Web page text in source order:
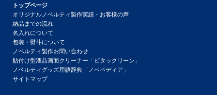
トップページ
オリジナルノベルティ製作実績・お客様の声
納品までの流れ
名入れについて
包装・熨斗について
ノベルティ製作お問い合わせ
貼付け型液晶画面クリーナー「ピタックリーン」
ノベルティグッズ用語辞典「ノベペディア」
サイトマップ